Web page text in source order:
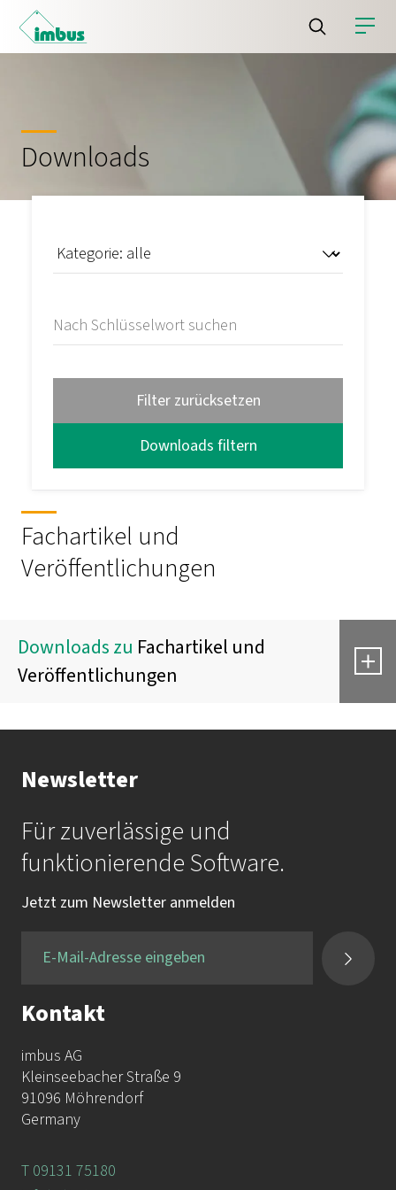
Downloads
Filter zurücksetzen
Fachartikel und
Veröffentlichungen
Downloads zu Fachartikel und
Veröffentlichungen
Agile Entwicklung
1,02 MB
Architektur und Testbarkeit - Chec
ekten 1
1,94 MB
Architektur und Testbarkeit - Chec
kliste (nicht nur) für Softwarearchit
Newsletter
Für zuverlässige und
funktionierende Software.
Jetzt zum Newsletter anmelden
Kontakt
imbus AG
Kleinseebacher Straße 9
91096 Möhrendorf
Germany
T 09131 75180